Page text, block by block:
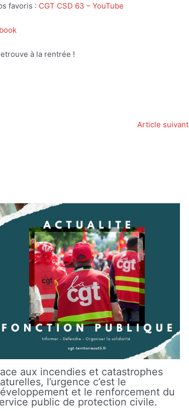
favoris : CGT CSD 63 – YouTube
à la rentrée !
Article suivant
aux incendies et catastrophes
l’urgence c’est le
et le renforcement du
public de protection civile.